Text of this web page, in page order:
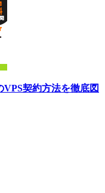
契約方法を徹底図